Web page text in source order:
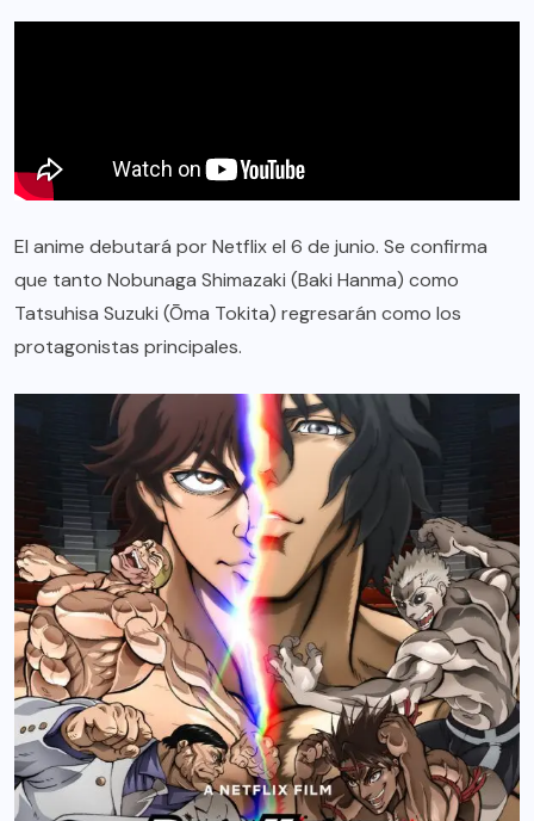
El anime debutará por Netflix el 6 de junio. Se confirma
que tanto Nobunaga Shimazaki (Baki Hanma) como
Tatsuhisa Suzuki (Ōma Tokita) regresarán como los
protagonistas principales.